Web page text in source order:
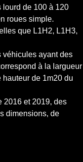
lourd de 100 à 120
roues simple.
que L1H2, L1H3,
véhicules ayant des
à la largueur
de 1m20 du
2016 et 2019, des
dimensions, de